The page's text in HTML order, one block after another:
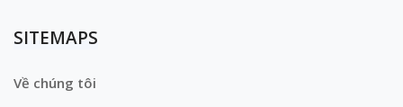
SITEMAPS
Về chúng tôi